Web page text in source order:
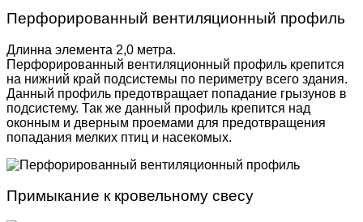
Перфорированный вентиляционный профиль
Длинна элемента 2,0 метра.
Перфорированный вентиляционный профиль крепится
на нижний край подсистемы по периметру всего здания.
Данный профиль предотвращает попадание грызунов в
подсистему. Так же данный профиль крепится над
оконным и дверным проемами для предотвращения
попадания мелких птиц и насекомых.
Примыкание к кровельному свесу